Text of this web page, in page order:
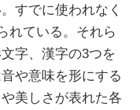
すでに使われなく
れている。それら
字、漢字の3つを
や意味を形にする
美しさが表れた各